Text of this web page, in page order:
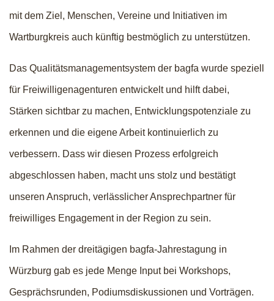
mit dem Ziel, Menschen, Vereine und Initiativen im
Wartburgkreis auch künftig bestmöglich zu unterstützen.
Das Qualitätsmanagementsystem der bagfa wurde speziell
für Freiwilligenagenturen entwickelt und hilft dabei,
Stärken sichtbar zu machen, Entwicklungspotenziale zu
erkennen und die eigene Arbeit kontinuierlich zu
verbessern. Dass wir diesen Prozess erfolgreich
abgeschlossen haben, macht uns stolz und bestätigt
unseren Anspruch, verlässlicher Ansprechpartner für
freiwilliges Engagement in der Region zu sein.
Im Rahmen der dreitägigen bagfa-Jahrestagung in
Würzburg gab es jede Menge Input bei Workshops,
Gesprächsrunden, Podiumsdiskussionen und Vorträgen.